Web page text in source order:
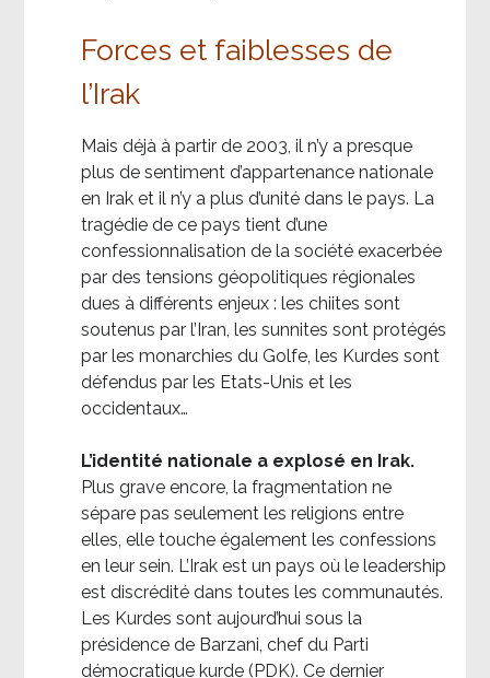
Forces et faiblesses de
l’Irak
Mais déjà à partir de 2003, il n’y a presque
plus de sentiment d’appartenance nationale
en Irak et il n’y a plus d’unité dans le pays. La
tragédie de ce pays tient d’une
confessionnalisation de la société exacerbée
par des tensions géopolitiques régionales
dues à différents enjeux : les chiites sont
soutenus par l’Iran, les sunnites sont protégés
par les monarchies du Golfe, les Kurdes sont
défendus par les Etats-Unis et les
occidentaux…
L’identité nationale a explosé en Irak.
Plus grave encore, la fragmentation ne
sépare pas seulement les religions entre
elles, elle touche également les confessions
en leur sein. L’Irak est un pays où le leadership
est discrédité dans toutes les communautés.
Les Kurdes sont aujourd’hui sous la
présidence de Barzani, chef du Parti
démocratique kurde (PDK). Ce dernier